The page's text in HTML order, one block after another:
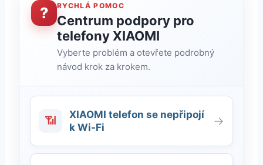
? RYCHLÁ POMOC
Centrum podpory pro
telefony XIAOMI
Vyberte problém a otevřete podrobný
návod krok za krokem.
📶
XIAOMI telefon se nepřipojí
k Wi-Fi
→